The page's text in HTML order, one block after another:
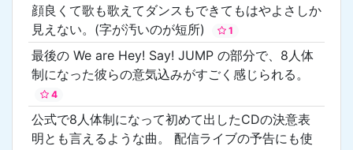
顔良くて歌も歌えてダンスもできてもはやよさしか
見えない。(字が汚いのが短所)
1
最後の We are Hey! Say! JUMP の部分で、8人体
制になった彼らの意気込みがすごく感じられる。
4
公式で8人体制になって初めて出したCDの決意表
明とも言えるような曲。 配信ライブの予告にも使